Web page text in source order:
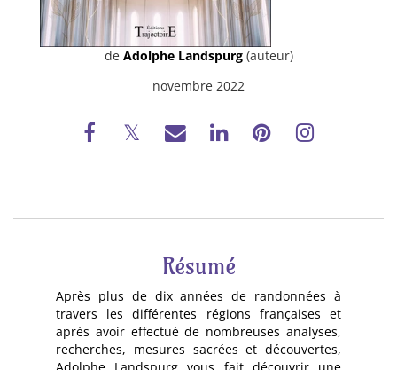
de Adolphe Landspurg(auteur)
novembre 2022
Résumé
Après plus de dix années de randonnées à
travers les différentes régions françaises et
après avoir effectué de nombreuses analyses,
recherches, mesures sacrées et découvertes,